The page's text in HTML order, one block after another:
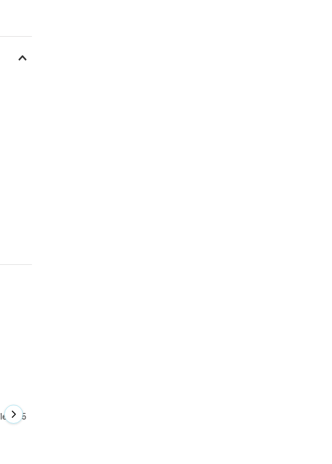
105